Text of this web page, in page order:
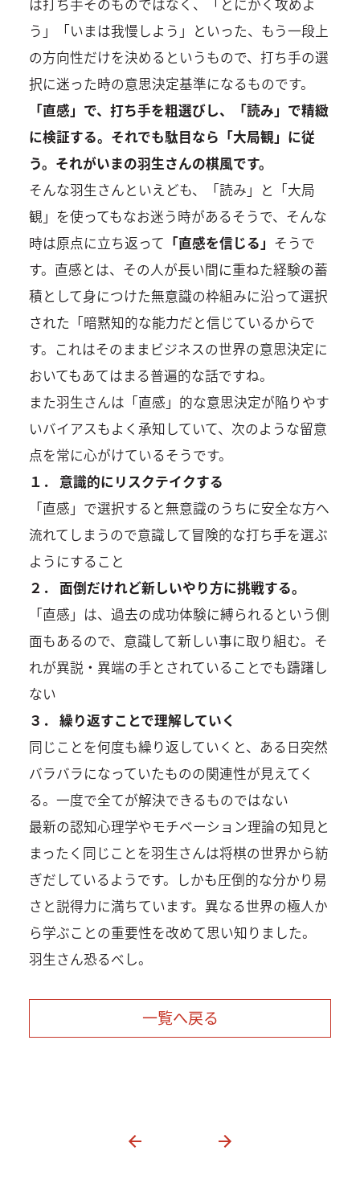
う」「いまは我慢しよう」といった、もう一段上
の方向性だけを決めるというもので、打ち手の選
択に迷った時の意思決定基準になるものです。
「直感」で、打ち手を粗選びし、「読み」で精緻
に検証する。それでも駄目なら「大局観」に従
う。それがいまの羽生さんの棋風です。
そんな羽生さんといえども、「読み」と「大局
観」を使ってもなお迷う時があるそうで、そんな
時は原点に立ち返って 「直感を信じる」 そうで
す。直感とは、その人が長い間に重ねた経験の蓄
積として身につけた無意識の枠組みに沿って選択
された「暗黙知的な能力だと信じているからで
す。これはそのままビジネスの世界の意思決定に
おいてもあてはまる普遍的な話ですね。
また羽生さんは「直感」的な意思決定が陥りやす
いバイアスもよく承知していて、次のような留意
点を常に心がけているそうです。
１． 意識的にリスクテイクする
「直感」で選択すると無意識のうちに安全な方へ
流れてしまうので意識して冒険的な打ち手を選ぶ
ようにすること
２． 面倒だけれど新しいやり方に挑戦する。
「直感」は、過去の成功体験に縛られるという側
面もあるので、意識して新しい事に取り組む。そ
れが異説・異端の手とされていることでも躊躇し
ない
３． 繰り返すことで理解していく
同じことを何度も繰り返していくと、ある日突然
バラバラになっていたものの関連性が見えてく
る。一度で全てが解決できるものではない
最新の認知心理学やモチベーション理論の知見と
まったく同じことを羽生さんは将棋の世界から紡
ぎだしているようです。しかも圧倒的な分かり易
さと説得力に満ちています。異なる世界の極人か
ら学ぶことの重要性を改めて思い知りました。
羽生さん恐るべし。
一覧へ戻る